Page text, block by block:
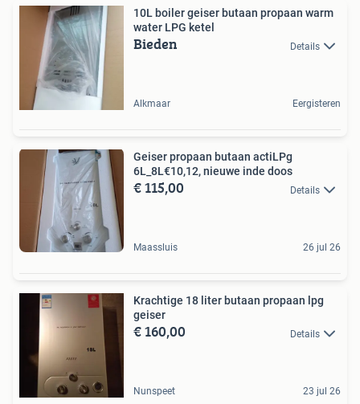
10L boiler geiser butaan propaan warm
water LPG ketel
Bieden Details
Alkmaar Eergisteren
Geiser propaan butaan actiLPg
6L_8L€10,12, nieuwe inde doos
€ 115,00 Details
Maassluis 26 jul 26
Krachtige 18 liter butaan propaan lpg
geiser
€ 160,00 Details
Nunspeet 23 jul 26